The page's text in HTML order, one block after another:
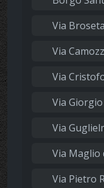
Via Broseta
Via
Via
Via
Via
Via Maglio
Via Pietro